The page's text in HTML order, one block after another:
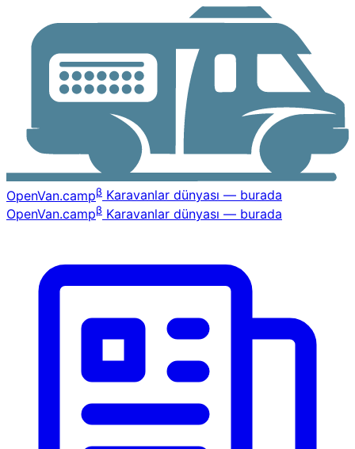
OpenVan.campβ Karavanlar dünyası — burada
OpenVan.campβ Karavanlar dünyası — burada